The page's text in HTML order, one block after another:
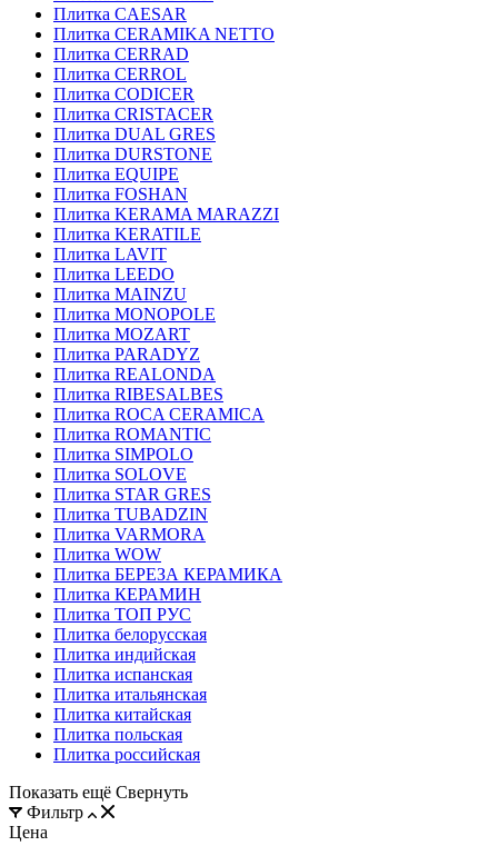
Плитка CAESAR
Плитка CERAMIKA NETTO
Плитка CERRAD
Плитка CERROL
Плитка CODICER
Плитка CRISTACER
Плитка DUAL GRES
Плитка DURSTONE
Плитка EQUIPE
Плитка FOSHAN
Плитка KERAMA MARAZZI
Плитка KERATILE
Плитка LAVIT
Плитка LEEDO
Плитка MAINZU
Плитка MONOPOLE
Плитка MOZART
Плитка PARADYZ
Плитка REALONDA
Плитка RIBESALBES
Плитка ROCA CERAMICA
Плитка ROMANTIC
Плитка SIMPOLO
Плитка SOLOVE
Плитка STAR GRES
Плитка TUBADZIN
Плитка VARMORA
Плитка WOW
Плитка БЕРЕЗА КЕРАМИКА
Плитка КЕРАМИН
Плитка ТОП РУС
Плитка белорусская
Плитка индийская
Плитка испанская
Плитка итальянская
Плитка китайская
Плитка польская
Плитка российская
Показать ещё Свернуть
Фильтр
Цена